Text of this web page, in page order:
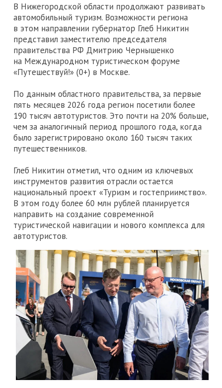
В Нижегородской области продолжают развивать
автомобильный туризм. Возможности региона
в этом направлении губернатор Глеб Никитин
представил заместителю председателя
правительства РФ Дмитрию Чернышенко
на Международном туристическом форуме
«Путешествуй!» (0+) в Москве.
По данным областного правительства, за первые
пять месяцев 2026 года регион посетили более
190 тысяч автотуристов. Это почти на 20% больше,
чем за аналогичный период прошлого года, когда
было зарегистрировано около 160 тысяч таких
путешественников.
Глеб Никитин отметил, что одним из ключевых
инструментов развития отрасли остается
национальный проект «Туризм и гостеприимство».
В этом году более 60 млн рублей планируется
направить на создание современной
туристической навигации и нового комплекса для
автотуристов.